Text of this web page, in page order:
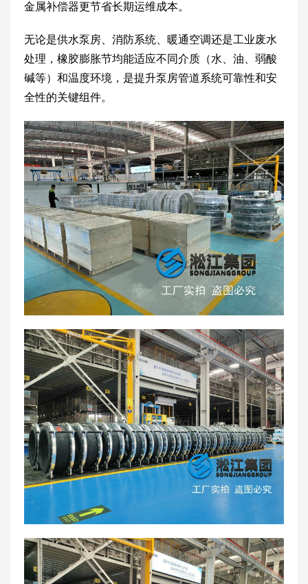
金属补偿器更节省长期运维成本。
无论是供水泵房、消防系统、暖通空调还是工业废水
处理，橡胶膨胀节均能适应不同介质（水、油、弱酸
碱等）和温度环境，是提升泵房管道系统可靠性和安
全性的关键组件。